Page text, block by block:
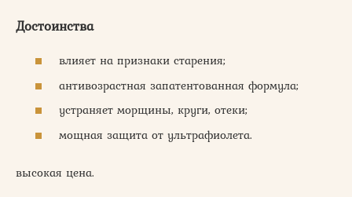
Достоинства
влияет на признаки старения;
антивозрастная запатентованная формула;
устраняет морщины, круги, отеки;
мощная защита от ультрафиолета.
высокая цена.